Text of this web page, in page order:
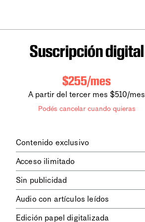
Suscripción digital
$255/mes
A partir del tercer mes $510/mes
Podés cancelar cuando quieras
Contenido exclusivo
digitales dela diaria
los contenidos de Le Monde
diplomatique.
Acceso ilimitado
contenidos.
Sin publicidad
publicitarios.
Audio con artículos leídos
Edición papel digitalizada